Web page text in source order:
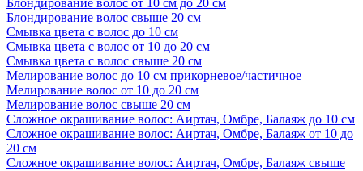
Блондирование волос от 10 см до 20 см
Блондирование волос свыше 20 см
Смывка цвета с волос до 10 см
Смывка цвета с волос от 10 до 20 см
Смывка цвета с волос свыше 20 см
Мелирование волос до 10 см прикорневое/частичное
Мелирование волос от 10 до 20 см
Мелирование волос свыше 20 см
Сложное окрашивание волос: Аиртач, Омбре, Балаяж до 10 см
Сложное окрашивание волос: Аиртач, Омбре, Балаяж от 10 до
20 см
Сложное окрашивание волос: Аиртач, Омбре, Балаяж свыше